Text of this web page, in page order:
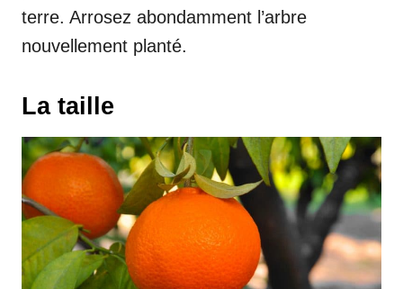
terre. Arrosez abondamment l’arbre
nouvellement planté.
La taille